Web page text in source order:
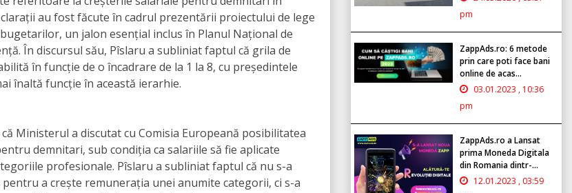
au fost făcute în cadrul prezentării proiectului de lege
un jalon esențial inclus în Planul Național de
În discursul său, Pîslaru a subliniat faptul că grila de
în funcție de o încadrare de la 1 la 8, cu președintele
înaltă funcție în această ierarhie.
Ministerul a discutat cu Comisia Europeană posibilitatea
demnitari, sub condiția ca salariile să fie aplicate
profesionale. Pîslaru a subliniat faptul că nu s-a
a crește remunerația unei anumite categorii, ci s-a
pm
ZappAds.ro: 6 metode
prin care poti face bani
online de acas...
03.01.2023 , 10:36
pm
ZappAds.ro a Lansat
prima Moneda Digitala
din Romania dintr-...
12.01.2023 , 03:59